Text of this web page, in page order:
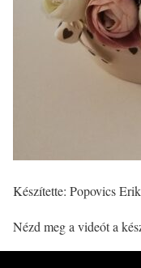
Készítette: Popovics
Nézd meg a videót a